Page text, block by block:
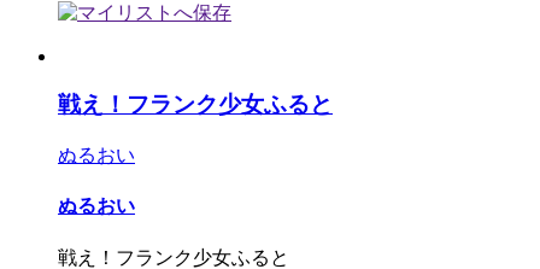
戦え！フランク少女ふると
ぬるおい
ぬるおい
戦え！フランク少女ふると